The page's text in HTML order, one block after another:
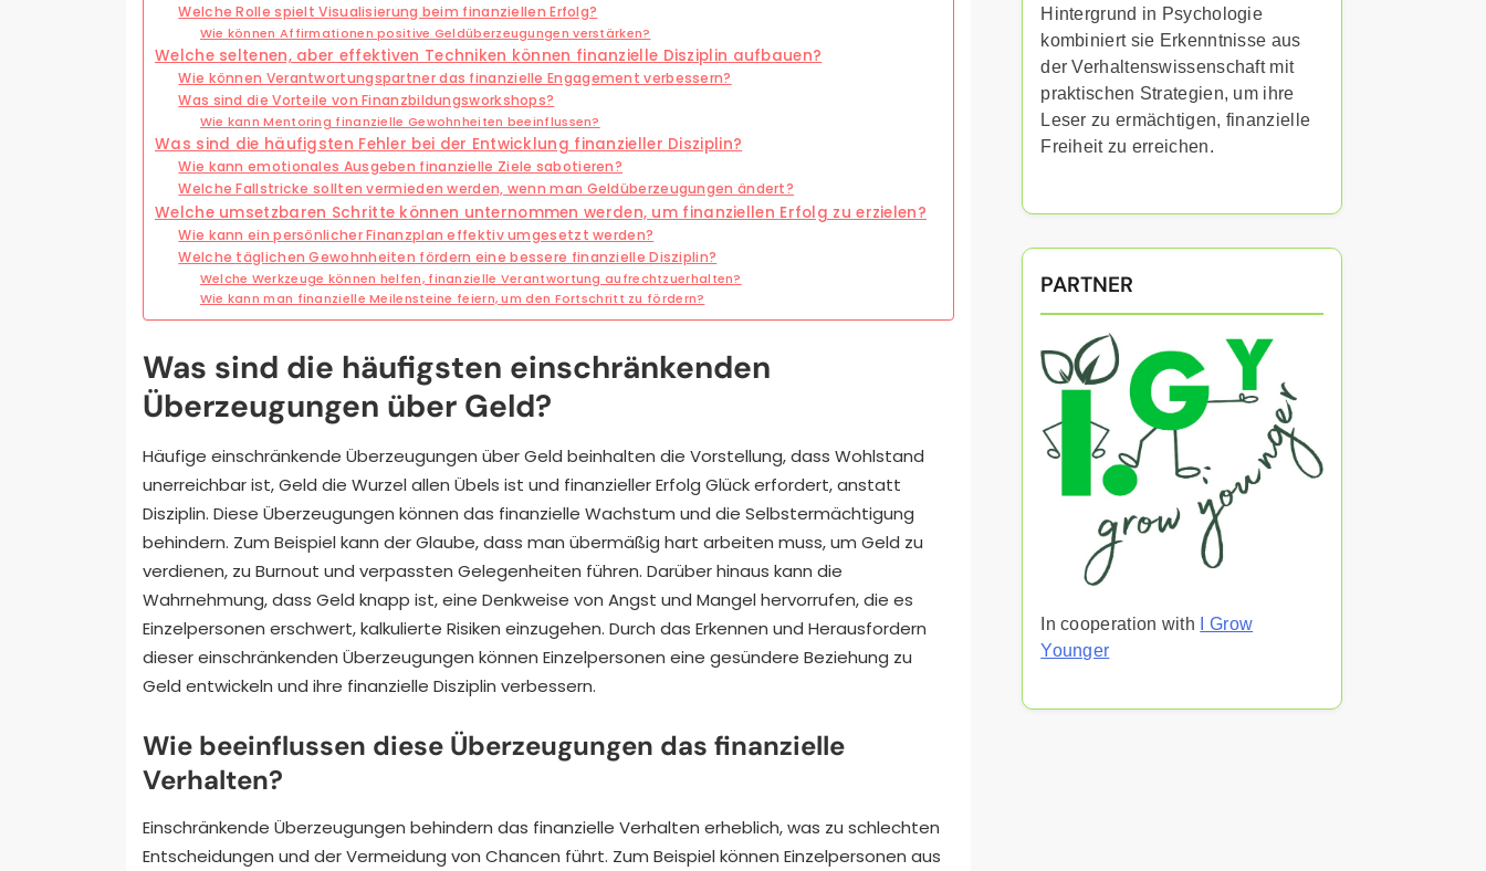
Welche Rolle spielt Visualisierung beim finanziellen Erfolg?
Wie können Affirmationen positive Geldüberzeugungen verstärken?
Welche seltenen, aber effektiven Techniken können finanzielle Disziplin aufbauen?
Wie können Verantwortungspartner das finanzielle Engagement verbessern?
Was sind die Vorteile von Finanzbildungsworkshops?
Wie kann Mentoring finanzielle Gewohnheiten beeinflussen?
Was sind die häufigsten Fehler bei der Entwicklung finanzieller Disziplin?
Wie kann emotionales Ausgeben finanzielle Ziele sabotieren?
Welche Fallstricke sollten vermieden werden, wenn man Geldüberzeugungen ändert?
Welche umsetzbaren Schritte können unternommen werden, um finanziellen Erfolg zu erzielen?
Wie kann ein persönlicher Finanzplan effektiv umgesetzt werden?
Welche täglichen Gewohnheiten fördern eine bessere finanzielle Disziplin?
Welche Werkzeuge können helfen, finanzielle Verantwortung aufrechtzuerhalten?
Wie kann man finanzielle Meilensteine feiern, um den Fortschritt zu fördern?
Was sind die häufigsten einschränkenden
Überzeugungen über Geld?
Häufige einschränkende Überzeugungen über Geld beinhalten die Vorstellung, dass Wohlstand
unerreichbar ist, Geld die Wurzel allen Übels ist und finanzieller Erfolg Glück erfordert, anstatt
Disziplin. Diese Überzeugungen können das finanzielle Wachstum und die Selbstermächtigung
behindern. Zum Beispiel kann der Glaube, dass man übermäßig hart arbeiten muss, um Geld zu
verdienen, zu Burnout und verpassten Gelegenheiten führen. Darüber hinaus kann die
Wahrnehmung, dass Geld knapp ist, eine Denkweise von Angst und Mangel hervorrufen, die es
Einzelpersonen erschwert, kalkulierte Risiken einzugehen. Durch das Erkennen und Herausfordern
dieser einschränkenden Überzeugungen können Einzelpersonen eine gesündere Beziehung zu
Geld entwickeln und ihre finanzielle Disziplin verbessern.
Wie beeinflussen diese Überzeugungen das finanzielle
Verhalten?
Einschränkende Überzeugungen behindern das finanzielle Verhalten erheblich, was zu schlechten
Entscheidungen und der Vermeidung von Chancen führt. Zum Beispiel können Einzelpersonen aus
Hintergrund in Psychologie
kombiniert sie Erkenntnisse aus
der Verhaltenswissenschaft mit
praktischen Strategien, um ihre
Leser zu ermächtigen, finanzielle
Freiheit zu erreichen.
PARTNER
In cooperation with
I Grow
Younger